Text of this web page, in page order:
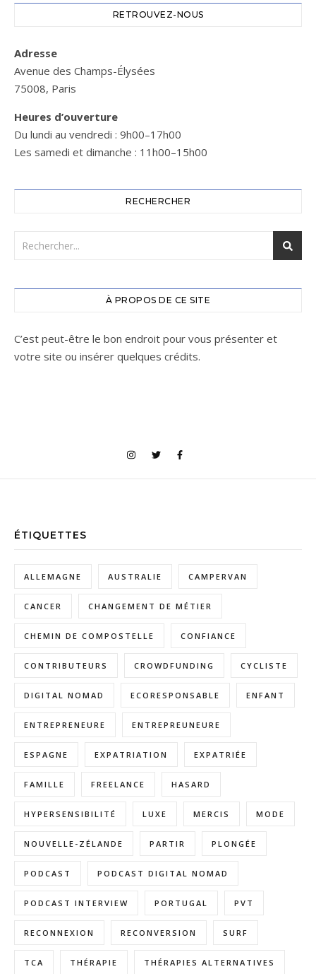
RETROUVEZ-NOUS
Adresse
Avenue des Champs-Élysées
75008, Paris
Heures d’ouverture
Du lundi au vendredi : 9h00–17h00
Les samedi et dimanche : 11h00–15h00
RECHERCHER
À PROPOS DE CE SITE
C’est peut-être le bon endroit pour vous présenter et
votre site ou insérer quelques crédits.
ÉTIQUETTES
ALLEMAGNE AUSTRALIE CAMPERVAN
CANCER CHANGEMENT DE MÉTIER
CHEMIN DE COMPOSTELLE CONFIANCE
CONTRIBUTEURS CROWDFUNDING CYCLISTE
DIGITAL NOMAD ECORESPONSABLE ENFANT
ENTREPRENEURE ENTREPREUNEURE
ESPAGNE EXPATRIATION EXPATRIÉE
FAMILLE FREELANCE HASARD
HYPERSENSIBILITÉ LUXE MERCIS MODE
NOUVELLE-ZÉLANDE PARTIR PLONGÉE
PODCAST PODCAST DIGITAL NOMAD
PODCAST INTERVIEW PORTUGAL PVT
RECONNEXION RECONVERSION SURF
TCA THÉRAPIE THÉRAPIES ALTERNATIVES